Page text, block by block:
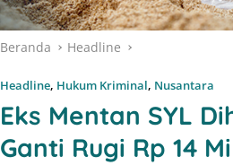
Beranda Headline
Headline, Hukum Kriminal, Nusantara
Eks Mentan SYL
Ganti Rugi Rp 14